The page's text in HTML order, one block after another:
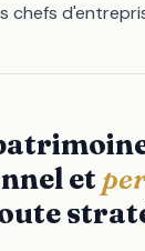
chefs
et